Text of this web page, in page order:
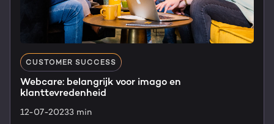
CUSTOMER SUCCESS
Webcare: belangrijk voor imago en
klanttevredenheid
12-07-20233 min